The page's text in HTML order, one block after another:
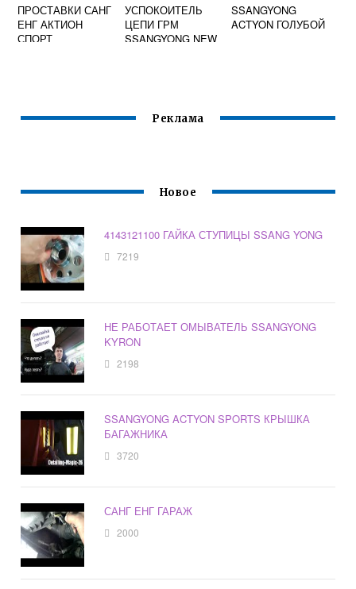
ПРОСТАВКИ САНГ
ЕНГ АКТИОН
СПОРТ
УСПОКОИТЕЛЬ
ЦЕПИ ГРМ
SSANGYONG NEW
SSANGYONG
ACTYON ГОЛУБОЙ
Реклама
Новое
4143121100 ГАЙКА СТУПИЦЫ SSANG YONG
7219
НЕ РАБОТАЕТ ОМЫВАТЕЛЬ SSANGYONG
KYRON
2198
SSANGYONG ACTYON SPORTS КРЫШКА
БАГАЖНИКА
3720
САНГ ЕНГ ГАРАЖ
2000